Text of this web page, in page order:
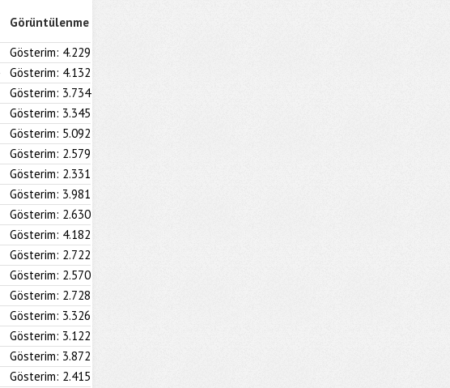
Görüntülenme
Gösterim: 4.229
Gösterim: 4.132
Gösterim: 3.734
Gösterim: 3.345
Gösterim: 5.092
Gösterim: 2.579
Gösterim: 2.331
Gösterim: 3.981
Gösterim: 2.630
Gösterim: 4.182
Gösterim: 2.722
Gösterim: 2.570
Gösterim: 2.728
Gösterim: 3.326
Gösterim: 3.122
Gösterim: 3.872
Gösterim: 2.415